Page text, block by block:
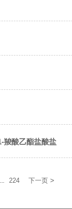
羧酸乙酯盐酸盐
224 下一页 >